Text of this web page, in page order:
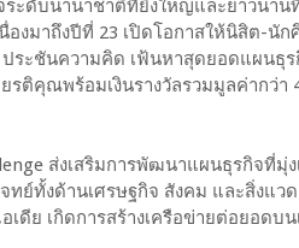
ะดับนานาชาติที่ยิ่งใหญ่และยาวนาน
องมาถึงปีที่ 23 เปิดโอกาสให้นิสิต-นั
ระชันความคิด เฟ้นหาสุดยอดแผนธุ
รติคุณพร้อมเงินรางวัลรวมมูลค่ากว่า
ส่งเสริมการพัฒนาแผนธุรกิจที่มุ่
ทย์ทั้งด้านเศรษฐกิจ สังคม และสิ่งแ
เดีย เกิดการสร้างเครือข่ายต่อยอดบ